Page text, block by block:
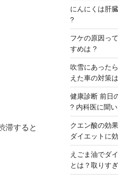
滞すると
にんにくは肝
?
フケの原因っ
すめは ?
吹雪にあった
えた車の対策
健康診断 前日
? 内科医に聞
クエン酸の効
ダイエットに
えごま油でダ
とは？取りす